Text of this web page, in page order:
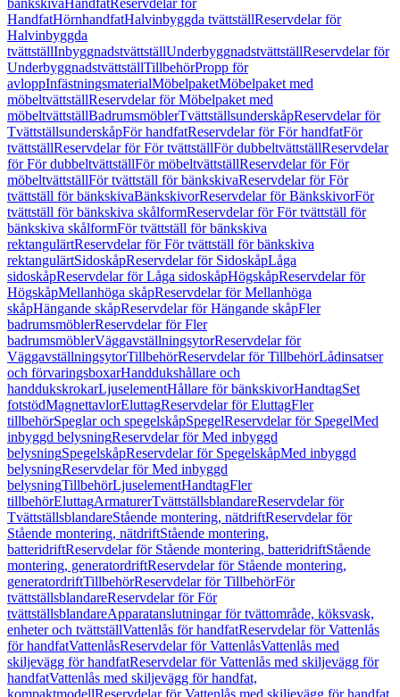
bänkskivaHandfatReservdelar för
HandfatHörnhandfatHalvinbyggda tvättställReservdelar för
Halvinbyggda
tvättställInbyggnadstvättställUnderbyggnadstvättställReservdelar för
UnderbyggnadstvättställTillbehörPropp för
avloppInfästningsmaterialMöbelpaketMöbelpaket med
möbeltvättställReservdelar för Möbelpaket med
möbeltvättställBadrumsmöblerTvättställsunderskåpReservdelar för
TvättställsunderskåpFör handfatReservdelar för För handfatFör
tvättställReservdelar för För tvättställFör dubbeltvättställReservdelar
för För dubbeltvättställFör möbeltvättställReservdelar för För
möbeltvättställFör tvättställ för bänkskivaReservdelar för För
tvättställ för bänkskivaBänkskivorReservdelar för BänkskivorFör
tvättställ för bänkskiva skålformReservdelar för För tvättställ för
bänkskiva skålformFör tvättställ för bänkskiva
rektangulärtReservdelar för För tvättställ för bänkskiva
rektangulärtSidoskåpReservdelar för SidoskåpLåga
sidoskåpReservdelar för Låga sidoskåpHögskåpReservdelar för
HögskåpMellanhöga skåpReservdelar för Mellanhöga
skåpHängande skåpReservdelar för Hängande skåpFler
badrumsmöblerReservdelar för Fler
badrumsmöblerVäggavställningsytorReservdelar för
VäggavställningsytorTillbehörReservdelar för TillbehörLådinsatser
och förvaringsboxarHanddukshållare och
handdukskrokarLjuselementHållare för bänkskivorHandtagSet
fotstödMagnettavlorEluttagReservdelar för EluttagFler
tillbehörSpeglar och spegelskåpSpegelReservdelar för SpegelMed
inbyggd belysningReservdelar för Med inbyggd
belysningSpegelskåpReservdelar för SpegelskåpMed inbyggd
belysningReservdelar för Med inbyggd
belysningTillbehörLjuselementHandtagFler
tillbehörEluttagArmaturerTvättställsblandareReservdelar för
TvättställsblandareStående montering, nätdriftReservdelar för
Stående montering, nätdriftStående montering,
batteridriftReservdelar för Stående montering, batteridriftStående
montering, generatordriftReservdelar för Stående montering,
generatordriftTillbehörReservdelar för TillbehörFör
tvättställsblandareReservdelar för För
tvättställsblandareApparatanslutningar för tvättområde, köksvask,
enheter och tvättställVattenlås för handfatReservdelar för Vattenlås
för handfatVattenlåsReservdelar för VattenlåsVattenlås med
skiljevägg för handfatReservdelar för Vattenlås med skiljevägg för
handfatVattenlås med skiljevägg för handfat,
kompaktmodellReservdelar för Vattenlås med skiljevägg för handfat,